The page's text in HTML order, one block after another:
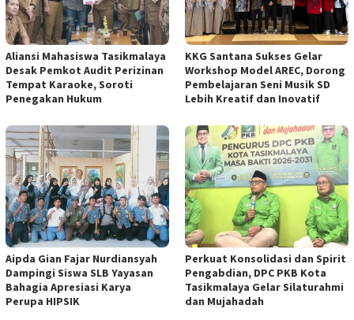
Aliansi Mahasiswa Tasikmalaya
Desak Pemkot Audit Perizinan
Tempat Karaoke, Soroti
Penegakan Hukum
KKG Santana Sukses Gelar
Workshop Model AREC, Dorong
Pembelajaran Seni Musik SD
Lebih Kreatif dan Inovatif
Aipda Gian Fajar Nurdiansyah
Dampingi Siswa SLB Yayasan
Bahagia Apresiasi Karya
Perupa HIPSIK
Perkuat Konsolidasi dan Spirit
Pengabdian, DPC PKB Kota
Tasikmalaya Gelar Silaturahmi
dan Mujahadah